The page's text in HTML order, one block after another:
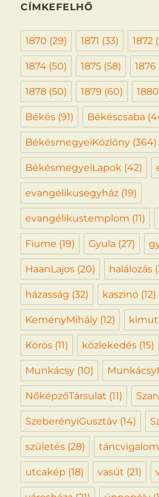
CÍMKEFELHŐ
1870 (29) 1871 (33) 1872
1874 (50) 1875 (58) 1876
1878 (50) 1879 (60) 1880
Békés (91) Békéscsaba
BékésmegyeiKözlöny (364)
BékésmegyeiLapok (42)
evangélikusegyház (19)
evangélikustemplom (11)
Fiume (19) Gyula (27)
HaanLajos (20) halálozás
házasság (32) kaszinó (12)
KeményMihály (12)
Körös (11) közlekedés (15)
Munkácsy (10)
NőképzőTársulat (11)
SzeberényiGusztáv (14)
születés (28) táncvigalom
utcakép (18) vasút (21)